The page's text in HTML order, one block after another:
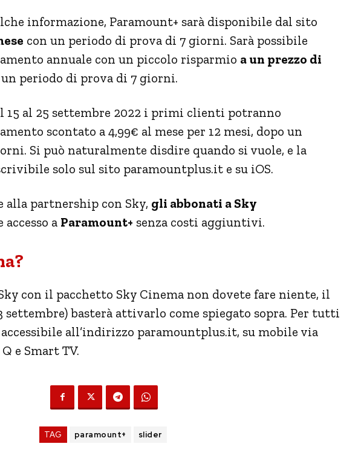
informazione, Paramount+ sarà disponibile dal sito
con un periodo di prova di 7 giorni. Sarà possibile
annuale con un piccolo risparmio a un prezzo di
un periodo di prova di 7 giorni.
15 al 25 settembre 2022 i primi clienti potranno
scontato a 4,99€ al mese per 12 mesi, dopo un
Si può naturalmente disdire quando si vuole, e la
solo sul sito paramountplus.it e su iOS.
alla partnership con Sky, gli abbonati a Sky
a Paramount+ senza costi aggiuntivi.
con il pacchetto Sky Cinema non dovete fare niente, il
basterà attivarlo come spiegato sopra. Per tutti
all’indirizzo paramountplus.it, su mobile via
e Smart TV.
TAG paramount+ slider